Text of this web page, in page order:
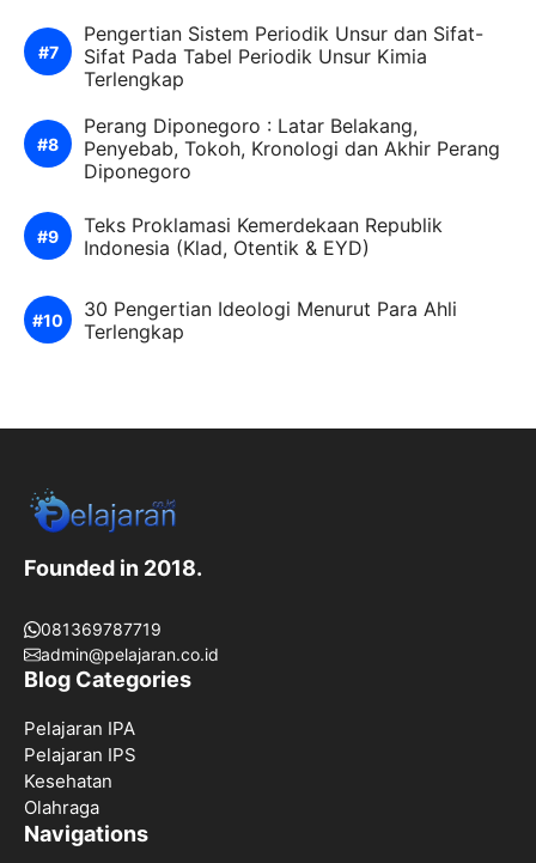
Pengertian Sistem Periodik Unsur dan Sifat-
Sifat Pada Tabel Periodik Unsur Kimia
Terlengkap
Perang Diponegoro : Latar Belakang,
Penyebab, Tokoh, Kronologi dan Akhir Perang
Diponegoro
Teks Proklamasi Kemerdekaan Republik
Indonesia (Klad, Otentik & EYD)
30 Pengertian Ideologi Menurut Para Ahli
Terlengkap
Founded in 2018.
081369787719
admin@pelajaran.co.id
Blog Categories
Pelajaran IPA
Pelajaran IPS
Kesehatan
Olahraga
Navigations